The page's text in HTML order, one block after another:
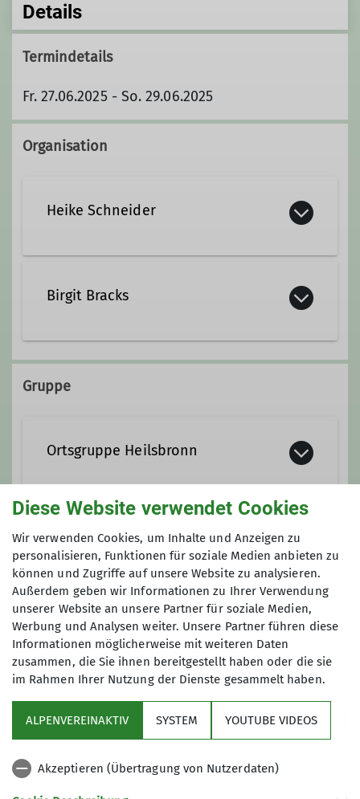
Details
Termindetails
Fr. 27.06.2025 - So. 29.06.2025
Organisation
Heike Schneider
Birgit Bracks
Gruppe
Ortsgruppe Heilsbronn
Die Ortsgruppe besteht inzwischen
seit über 15 Jahren und kann auf viele
Unternehmungen rund um Heilsbronn,
in der Fränkischen Schweiz, dem
Fichtelgebige und in den Alpen
zurückblicken. So war man in den
Zillertaler Alpen, den Hohen Tauern,
im Toten Gebirge, in den Allgäuer
Alpen und in den Bayerischen Alpen (
Kanufahrten auf der Altmühl, Naab,
Fränkischen Saale und Pegnitz
Skiwochenenden im Fichtel- und
Anmeldung
Auskunft und Anmeldung bei Jürgen Schneider
Tel. 09872-805480 oder über
heilsbronn@alpenverein-fuerth.de
Sektion
Programm
Diese Website verwendet Cookies
Wir verwenden Cookies, um Inhalte und Anzeigen zu
personalisieren, Funktionen für soziale Medien anbieten zu
können und Zugriffe auf unsere Website zu analysieren.
Außerdem geben wir Informationen zu Ihrer Verwendung
unserer Website an unsere Partner für soziale Medien,
Werbung und Analysen weiter. Unsere Partner führen diese
Informationen möglicherweise mit weiteren Daten
zusammen, die Sie ihnen bereitgestellt haben oder die sie
im Rahmen Ihrer Nutzung der Dienste gesammelt haben.
ALPENVEREINAKTIV SYSTEM YOUTUBE VIDEOS
Akzeptieren (Übertragung von Nutzerdaten)